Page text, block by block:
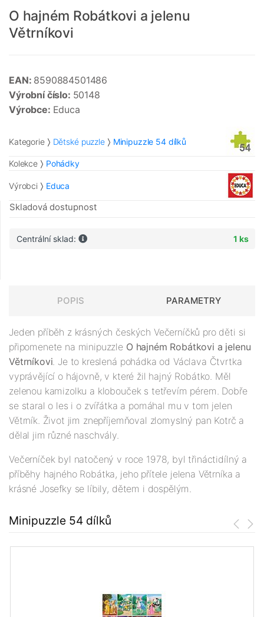
O hajném Robátkovi a jelenu
Větrníkovi
EAN: 8590884501486
Výrobní číslo: 50148
Výrobce: Educa
Kategorie Dětské puzzle Minipuzzle 54 dílků
Kolekce Pohádky
Výrobci Educa
Skladová dostupnost
Centrální sklad: 1 ks
POPIS PARAMETRY
Jeden příběh z krásných českých Večerníčků pro děti si
připomenete na minipuzzle O hajném Robátkovi a jelenu
Větrníkovi. Je to kreslená pohádka od Václava Čtvrtka
vyprávějící o hájovně, v které žil hajný Robátko. Měl
zelenou kamizolku a klobouček s tetřevím pérem. Dobře
se staral o les i o zvířátka a pomáhal mu v tom jelen
Větrník. Život jim znepříjemňoval zlomyslný pan Kotrč a
dělal jim různé naschvály.
Večerníček byl natočený v roce 1978, byl třináctidílný a
příběhy hajného Robátka, jeho přítele jelena Větrníka a
krásné Josefky se líbily, dětem i dospělým.
Minipuzzle 54 dílků